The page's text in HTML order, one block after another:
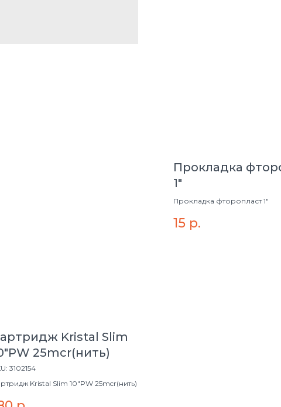
Kristal Slim
25mcr(нить)
3102154
Kristal Slim 10"PW 25mcr(нить)
Прокладка
1"
Прокладка фторопласт 1"
15 р.